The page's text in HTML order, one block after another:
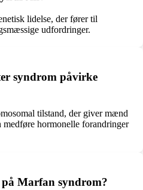
lidelse, der fører til
udfordringer.
syndrom påvirke
tilstand, der giver mænd
hormonelle forandringer
Marfan syndrom?